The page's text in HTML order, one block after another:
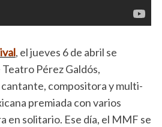
, el jueves 6 de abril se
Pérez Galdós,
cantante, compositora y multi-
premiada con varios
en solitario. Ese día, el MMF se